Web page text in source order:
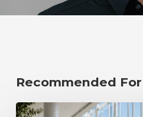
Recommended For